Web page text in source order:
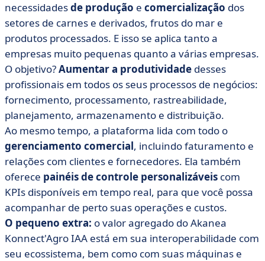
necessidadesde produção e comercialização dos
setores de carnes e derivados, frutos do mar e
produtos processados. E isso se aplica tanto a
empresas muito pequenas quanto a várias empresas.
O objetivo?Aumentar a produtividade desses
profissionais em todos os seus processos de negócios:
fornecimento, processamento, rastreabilidade,
planejamento, armazenamento e distribuição.
Ao mesmo tempo, a plataforma lida com todo o
gerenciamento comercial, incluindo faturamento e
relações com clientes e fornecedores. Ela também
oferece painéis de controle personalizáveis com
KPIs disponíveis em tempo real, para que você possa
acompanhar de perto suas operações e custos.
O pequeno extra: o valor agregado do Akanea
Konnect'Agro IAA está em sua interoperabilidade com
seu ecossistema, bem como com suas máquinas e